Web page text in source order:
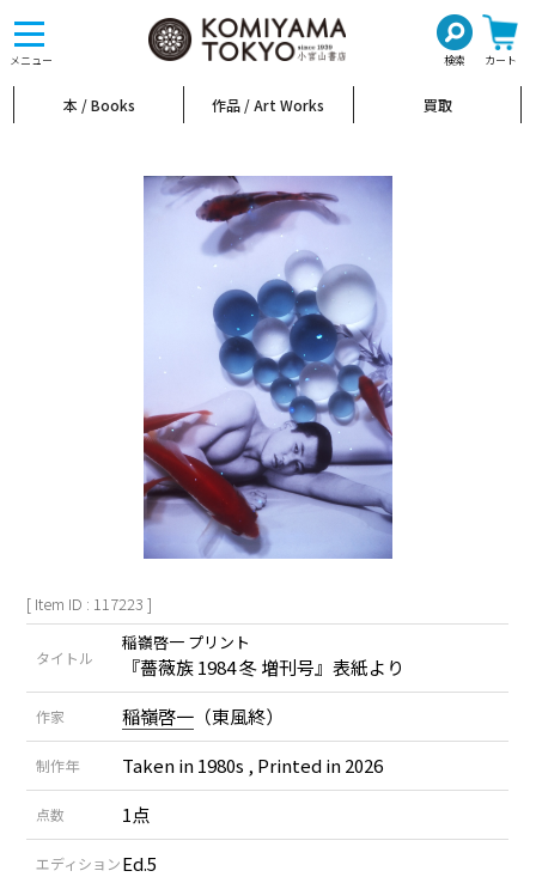
メニュー 検索 カート
toggle
navigation
本 / Books 作品 / Art Works 買取
[ Item ID : 117223 ]
タイトル
稲嶺啓一 プリント
『薔薇族 1984 冬 増刊号』表紙より
作家 稲嶺啓一 （東風終）
制作年 Taken in 1980s , Printed in 2026
点数 1点
エディションEd.5